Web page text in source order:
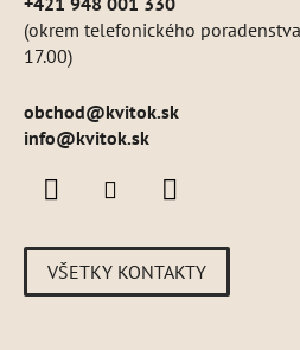
(okrem telefonického
17.00)
obchod@kvitok.sk
info@kvitok.sk
VŠETKY KONTAKTY